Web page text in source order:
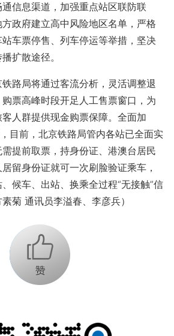
信息渠道，加强重点站区联防联
政府建立高中风险地区名单，严格
车票停售、列车停运等举措，坚决
扩散途径。
局将通过客流分析，灵活调整退
票高峰时段开足人工售票窗口，为
人群提供现金购票保障。全面加
目前，北京铁路局管内各站已全面实
提前取票，持身份证、港澳台居民
留身份证就可一次刷脸验证乘车，
候车、出站、换乘全过程“无接触”信
菊 通讯员李溢春、李彦兵）
+1